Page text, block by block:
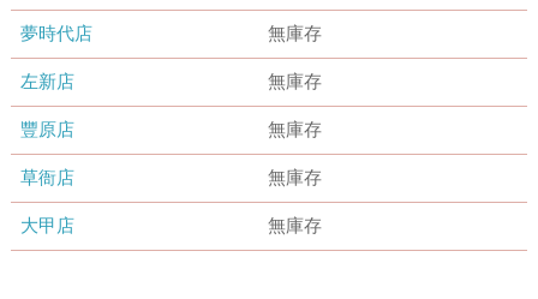
夢時代店 無庫存
左新店 無庫存
豐原店 無庫存
草衙店 無庫存
大甲店 無庫存